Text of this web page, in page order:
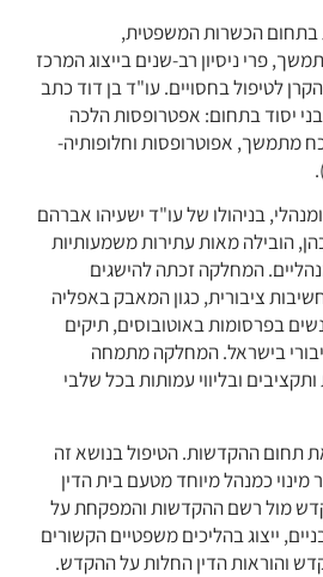
בתחום הכשרות המשפטית,
פרי ניסיון רב-שנים בייצוג המרכז
לטיפול בחסויים. עו"ד בן דוד כתב
יסוד בתחום: אפטרופסות הלכה
2015) ויפוי כח מתמשך, אפוטרופסות וחלופותיה-
בניהולו של עו"ד ישעיהו אברהם
הובילה מאות עתירות משמעותיות
המחלקה זכתה להישגים
ציבורית, כגון המאבק באפליה
בפרסומות באוטובוסים, תיקים
בישראל. המחלקה מתמחה
ובליווי עמותות בכל שלבי
תחום ההקדשות. הטיפול בנושא זה
מינוי כמנהל מיוחד מטעם בית הדין
מול רשם ההקדשות והמפקחת על
ייצוג בהליכים משפטיים הקשורים
והוראות הדין החלות על ההקדש.